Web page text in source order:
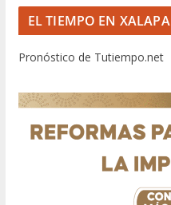
EL TIEMPO EN XALAPA
Pronóstico de Tutiempo.net